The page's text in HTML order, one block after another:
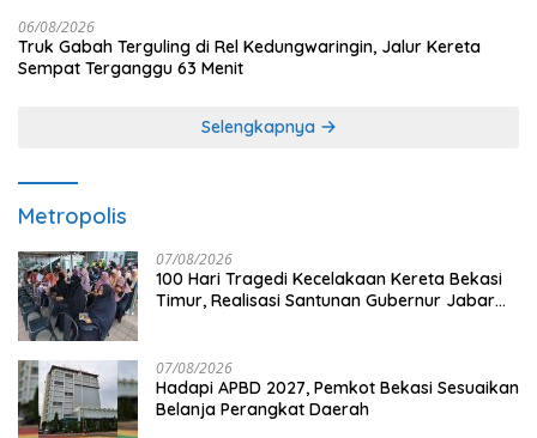
06/08/2026
Truk Gabah Terguling di Rel Kedungwaringin, Jalur Kereta
Sempat Terganggu 63 Menit
Selengkapnya
Metropolis
07/08/2026
100 Hari Tragedi Kecelakaan Kereta Bekasi
Timur, Realisasi Santunan Gubernur Jabar
07/08/2026
Hadapi APBD 2027, Pemkot Bekasi Sesuaikan
Belanja Perangkat Daerah